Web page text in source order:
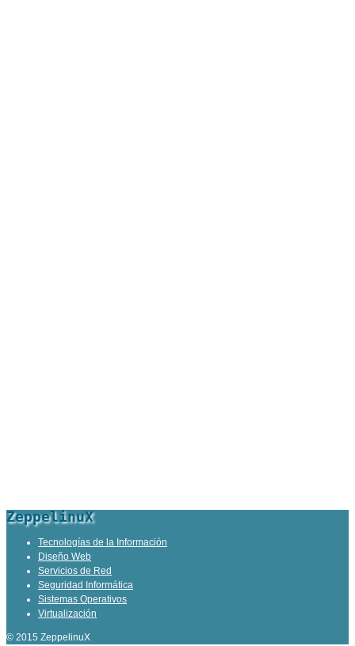
ZeppelinuX
Tecnologías de la Información
Diseño Web
Servicios de Red
Seguridad Informática
Sistemas Operativos
Virtualización
© 2015 ZeppelinuX